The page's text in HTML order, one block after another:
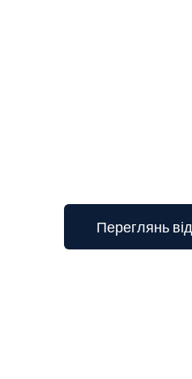
Переглянь